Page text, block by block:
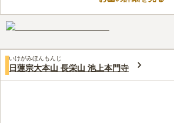
みんなの評価
3.7 口コミ30件
40代
売しているので、時々使用している。
いけがみほんもんじ
日蓮宗大本山 長栄山 池上本門寺